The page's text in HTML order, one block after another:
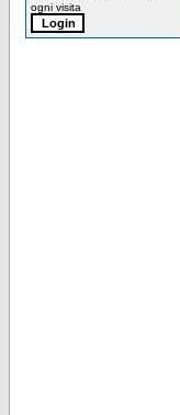
ogni visita